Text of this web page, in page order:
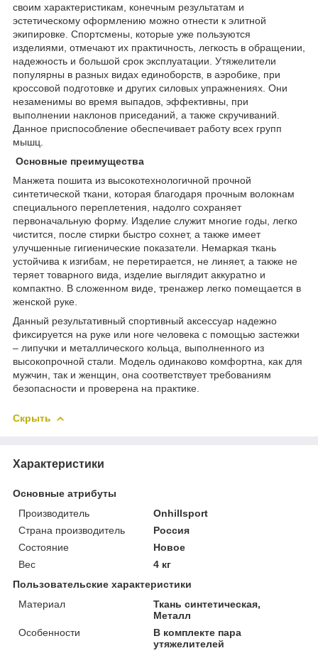
своим характеристикам, конечным результатам и
эстетическому оформлению можно отнести к элитной
экипировке. Спортсмены, которые уже пользуются
изделиями, отмечают их практичность, легкость в обращении,
надежность и большой срок эксплуатации. Утяжелители
популярны в разных видах единоборств, в аэробике, при
кроссовой подготовке и других силовых упражнениях. Они
незаменимы во время выпадов, эффективны, при
выполнении наклонов приседаний, а также скручиваний.
Данное приспособление обеспечивает работу всех групп
мышц.
Основные преимущества
Манжета пошита из высокотехнологичной прочной
синтетической ткани, которая благодаря прочным волокнам
специального переплетения, надолго сохраняет
первоначальную форму. Изделие служит многие годы, легко
чистится, после стирки быстро сохнет, а также имеет
улучшенные гигиенические показатели. Немаркая ткань
устойчива к изгибам, не перетирается, не линяет, а также не
теряет товарного вида, изделие выглядит аккуратно и
компактно. В сложенном виде, тренажер легко помещается в
женской руке.
Данный результативный спортивный аксессуар надежно
фиксируется на руке или ноге человека с помощью застежки
– липучки и металлического кольца, выполненного из
высокопрочной стали. Модель одинаково комфортна, как для
мужчин, так и женщин, она соответствует требованиям
безопасности и проверена на практике.
Скрыть
Характеристики
Основные атрибуты
Производитель
Onhillsport
Страна производитель
Россия
Состояние
Новое
Вес
4 кг
Пользовательские характеристики
Материал
Ткань синтетическая,
Металл
Особенности
В комплекте пара
утяжелителей